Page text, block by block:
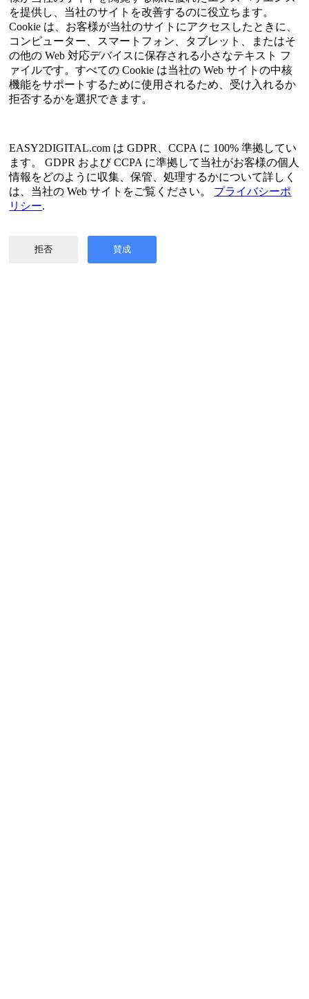
を提供し、当社のサイトを改善するのに役立ちます。
Cookie は、お客様が当社のサイトにアクセスしたときに、
コンピューター、スマートフォン、タブレット、またはそ
の他の Web 対応デバイスに保存される小さなテキスト フ
ァイルです。すべての Cookie は当社の Web サイトの中核
機能をサポートするために使用されるため、受け入れるか
拒否するかを選択できます。
EASY2DIGITAL.com は GDPR、CCPA に 100% 準拠してい
ます。 GDPR および CCPA に準拠して当社がお客様の個人
情報をどのように収集、保管、処理するかについて詳しく
は、当社の Web サイトをご覧ください。 プライバシーポ
リシー.
拒否 賛成
HTMLサイトマップ
言語
英語
簡体字中国語
繁体字中国語
日本語
フランス語
韓国語
プライバシーとデータポリシー